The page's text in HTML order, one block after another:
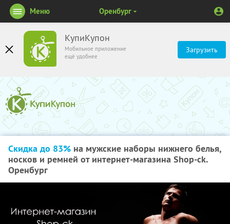
КупиКупон
Мобильное приложение
ещё удобнее
Загрузить
Меню Оренбург
Скидка до 83% на мужские наборы нижнего белья,
носков и ремней от интернет-магазина Shop-ck.
Оренбург